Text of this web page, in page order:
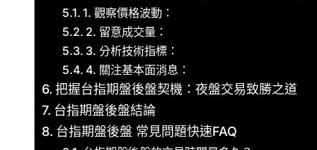
1. 觀察價格波動：
2. 留意成交量：
3. 分析技術指標：
4. 關注基本面消息：
把握台指期盤後盤契機：夜盤交易致勝之道
台指期盤後盤結論
台指期盤後盤 常見問題快速FAQ